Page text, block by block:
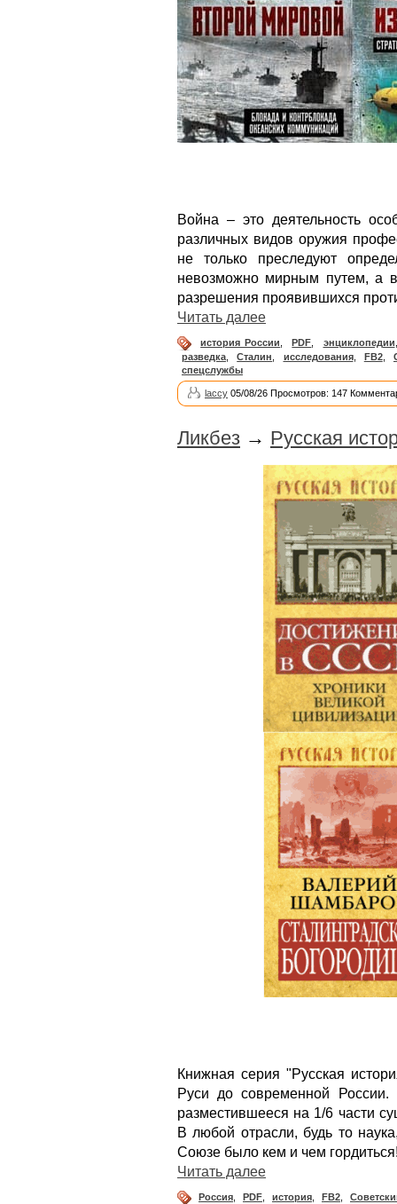
Война – это деятельность
различных видов оружия
не только преследуют
невозможно мирным путем, а
разрешения проявившихся
Читать далее
история России PDF энциклопедии
разведка
Сталин исследования, FB2,
спецслужбы
laccy 05/08/26 Просмотров: 147
Ликбез → Русская
Книжная серия "Русская
Руси до современной
разместившееся на 1/6 части
В любой отрасли, будь то
Союзе было кем и чем
Читать далее
Россия PDF история FB2